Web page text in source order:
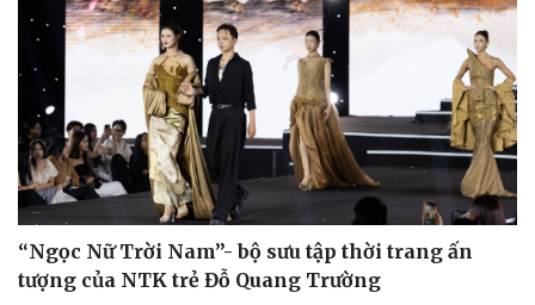
“Ngọc Nữ Trời Nam”- bộ sưu tập thời trang ấn
tượng của NTK trẻ Đỗ Quang Trường